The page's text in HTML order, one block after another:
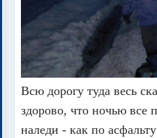
Всю дорогу туда весь
здорово, что ночью все
наледи - как по